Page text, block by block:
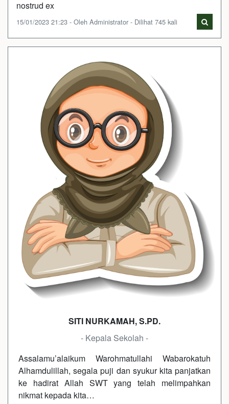
nostrud ex
15/01/2023 21:23 - Oleh Administrator - Dilihat 745 kali
SITI NURKAMAH, S.PD.
- Kepala Sekolah -
Assalamu’alaikum Warohmatullahi Wabarokatuh
Alhamdulillah, segala puji dan syukur kita panjatkan
ke hadirat Allah SWT yang telah melimpahkan
nikmat kepada kita…